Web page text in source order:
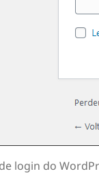
login do